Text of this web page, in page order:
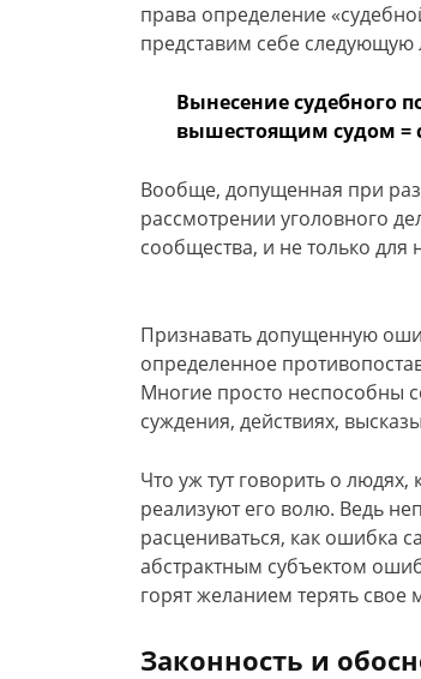
права определение
представим себе следующую
Вынесение судебного
вышестоящим судом =
Вообще, допущенная при
рассмотрении уголовного
сообщества, и не только для
Признавать допущенную
определенное
Многие просто неспособны
суждения, действиях,
Что уж тут говорить о
реализуют его волю. Ведь
расцениваться, как ошибка
абстрактным субъектом
горят желанием терять свое
Законность и